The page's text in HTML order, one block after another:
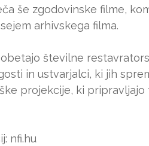
še zgodovinske filme,
arhivskega filma.
številne
in ustvarjalci, ki jih
projekcije, ki
nfi.hu